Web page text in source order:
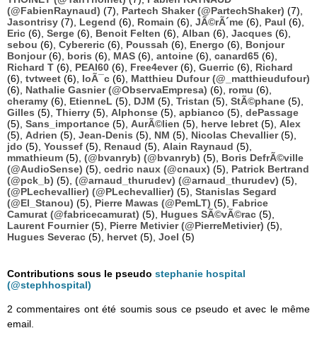
(@FabienRaynaud) (7), Partech Shaker (@PartechShaker) (7),
Jasontrisy (7), Legend (6), Romain (6), JÃ©rÃ´me (6), Paul (6),
Eric (6), Serge (6), Benoit Felten (6), Alban (6), Jacques (6),
sebou (6), Cybereric (6), Poussah (6), Energo (6), Bonjour
Bonjour(6), boris (6), MAS (6), antoine (6), canard65 (6),
Richard T (6), PEAI60 (6), Free4ever(6), Guerric (6), Richard
(6), tvtweet (6), loÃ¯c (6), Matthieu Dufour (@_matthieudufour)
(6), Nathalie Gasnier (@ObservaEmpresa) (6), romu (6),
cheramy (6), EtienneL (5), DJM (5), Tristan (5), StÃ©phane (5),
Gilles (5), Thierry (5), Alphonse (5), apbianco (5), dePassage
(5), Sans_importance (5), AurÃ©lien (5), herve lebret (5), Alex
(5), Adrien (5), Jean-Denis (5), NM (5), Nicolas Chevallier(5),
jdo (5), Youssef (5), Renaud (5), Alain Raynaud (5),
mmathieum (5), (@bvanryb) (@bvanryb) (5), Boris DefrÃ©ville
(@AudioSense) (5), cedric naux (@cnaux) (5), Patrick Bertrand
(@pck_b) (5), (@arnaud_thurudev) (@arnaud_thurudev) (5),
(@PLechevallier) (@PLechevallier) (5), Stanislas Segard
(@El_Stanou) (5), Pierre Mawas (@PemLT) (5), Fabrice
Camurat (@fabricecamurat) (5), Hugues SÃ©vÃ©rac (5),
Laurent Fournier(5), Pierre Metivier (@PierreMetivier) (5),
Hugues Severac (5), hervet (5), Joel (5)
Contributions sous le pseudo stephanie hospital
(@stephhospital)
2 commentaires ont été soumis sous ce pseudo et avec le même
email.